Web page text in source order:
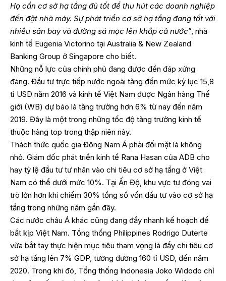
Họ cần cơ sở hạ tầng đủ tốt để thu hút các doanh nghiệp
đến đặt nhà máy. Sự phát triển cơ sở hạ tầng đang tốt với
nhiều sân bay và đường sá mọc lên khắp cả nước”, nhà
kinh tế Eugenia Victorino tại Australia & New Zealand
Banking Group ở Singapore cho biết.
Những nỗ lực của chính phủ đang được đền đáp xứng
đáng. Đầu tư trực tiếp nước ngoài tăng đến mức kỷ lục 15,8
tỉ USD năm 2016 và kinh tế Việt Nam được Ngân hàng Thế
giới (WB) dự báo là tăng trưởng hơn 6% từ nay đến năm
2019. Đây là một trong những tốc độ tăng trưởng kinh tế
thuộc hàng top trong thập niên này.
Thách thức quốc gia Đông Nam Á phải đối mặt là không
nhỏ. Giám đốc phát triển kinh tế Rana Hasan của ADB cho
hay tỷ lệ đầu tư tư nhân vào chi tiêu cơ sở hạ tầng ở Việt
Nam có thể dưới mức 10%. Tại Ấn Độ, khu vực tư đóng vai
trò lớn hơn khi chiếm 30% tổng số vốn đầu tư vào cơ sở hạ
tầng trong những năm gần đây.
Các nước châu Á khác cũng đang đẩy nhanh kế hoạch để
bắt kịp Việt Nam. Tổng thống Philippines Rodrigo Duterte
vừa bắt tay thực hiện mục tiêu tham vọng là đẩy chi tiêu cơ
sở hạ tầng lên 7% GDP, tương đương 160 tỉ USD, đến năm
2020. Trong khi đó, Tổng thống Indonesia Joko Widodo chỉ